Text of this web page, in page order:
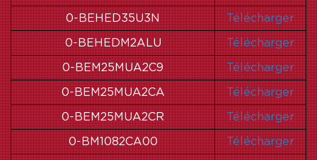
0-BEHED35U3N Télécharger
0-BEHEDM2ALU Télécharger
0-BEM25MUA2C9 Télécharger
0-BEM25MUA2CA Télécharger
0-BEM25MUA2CR Télécharger
0-BM1082CA00 Télécharger